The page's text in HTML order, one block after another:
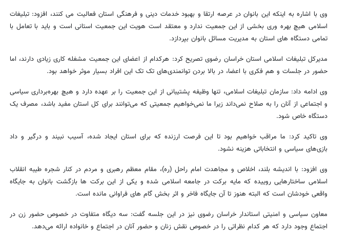
وی با اشاره به اینکه این بانوان در عرصه ارتقا و بهبود خدمات دینی و فرهنگی استان فعالیت می کنند، افزود: تبلیغات
اسلامی هیچ بهره وری بخشی از این جمعیت ندارد و معتقد است هویت این جمعیت استانی است و باید با تعامل با
تمامی دستگاه های استان به مدیریت مسائل بانوان بپردازد.
مدیرکل تبلیغات اسلامی استان خراسان رضوی تصریح کرد: هرکدام از اعضای این جمعیت مشغله کاری زیادی دارند، اما
حضور در جلسات و هم فکری با اعضا، در بالا بردن توانمندی‌های تک تک این افراد بسیار موثر خواهد بود.
وی ادامه داد: سازمان تبلیغات اسلامی، تنها وظیفه پشتیبانی از این جمعیت را بر عهده دارد و هیچ بهره‌برداری سیاسی
و اجتماعی از آنان را به صلاح نمی‌داند زیرا ما نمی‌خواهیم جمعیتی که می‌توانند برای کل استان مفید باشد، مصرف یک
دستگاه خاص شود.
وی تاکید کرد: ما مراقب خواهیم بود تا این فرصت ارزنده که برای استان ایجاد شده، آسیب نبیند و درگیر و داد
بازیهای سیاسی و انتخاباتی هزینه نشود.
وی افزود: با اندیشه بلند، اخلاص و مجاهدت امام راحل (ره)، مقام معظم رهبری و مردم در کنار شجره طیبه انقلاب
اسلامی ساختارهایی روییده که مایه برکت در جامعه اسلامی شده و یکی از این برکت ها بازگشت بانوان به جایگاه
واقعی خودشان است که البته هنوز تا آن جایگاه فاخر و اثر بخش گام های فراوانی مانده است.
معاون سیاسی و امنیتی استاندار خراسان رضوی نیز در این جلسه گفت: سه دیگاه متفاوت در خصوص حضور زن در
اجتماع وجود دارد که هر کدام نظراتی را در خصوص نقش زنان و حضور آنان در اجتماع و خانواده ارائه می‌دهد.
روزنامه‌های صبح پنج‌شنبه ۱۵ مرداد ۱۴۰۵ روزنامه‌های ورزشی پنج‌شنبه ۱۵ مرداد ۱۴۰۵